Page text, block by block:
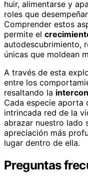
huir, alimentarse y
roles que
Comprender estos
permite el
autodescubrimiento,
únicas que moldean
A través de esta
entre los
resaltando la
Cada especie aporta
intrincada red de la
abrazar nuestro lado
apreciación más
lugar dentro de ella.
Preguntas